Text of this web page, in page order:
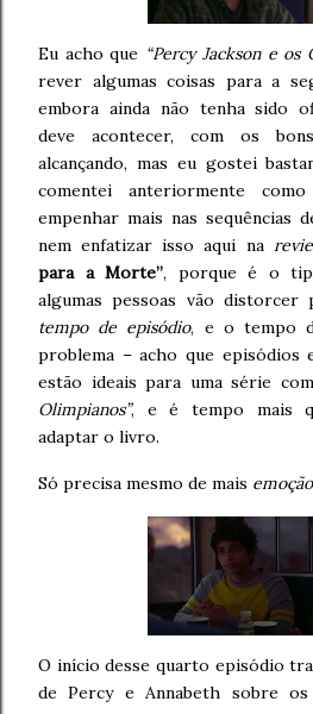
Eu acho que “Percy Jackson e os
rever algumas coisas para a
embora ainda não tenha sido
deve acontecer, com os
alcançando, mas eu gostei
comentei anteriormente
empenhar mais nas sequências
nem enfatizar isso aqui na
para a Morte”, porque é o
algumas pessoas vão distorcer
tempo de episódio, e o tempo
problema – acho que episódios
estão ideais para uma série
Olimpianos”, e é tempo mais
adaptar o livro.
Só precisa mesmo de mais emoção
O início desse quarto episódio
de Percy e Annabeth sobre